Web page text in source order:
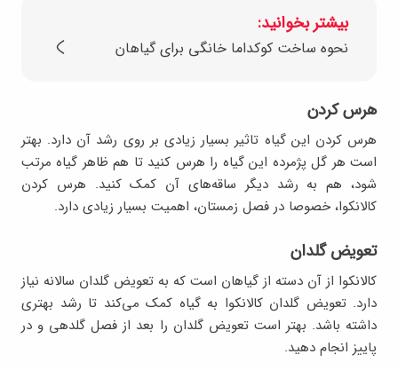
بیشتر بخوانید:
نحوه ساخت کوکداما خانگی برای گیاهان
هرس کردن
هرس کردن این گیاه تاثیر بسیار زیادی بر روی رشد آن دارد. بهتر
است هر گل پژمرده این گیاه را هرس کنید تا هم ظاهر گیاه مرتب
شود، هم به رشد دیگر ساقه‌های آن کمک کنید. هرس کردن
کالانکوا، خصوصا در فصل زمستان، اهمیت بسیار زیادی دارد.
تعویض گلدان
کالانکوا از آن دسته از گیاهان است که به تعویض گلدان سالانه نیاز
دارد. تعویض گلدان کالانکوا به گیاه کمک می‌کند تا رشد بهتری
داشته باشد. بهتر است تعویض گلدان را بعد از فصل گلدهی و در
پاییز انجام دهید.